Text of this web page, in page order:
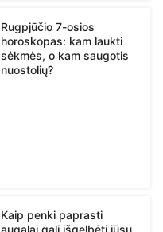
Rugpjūčio 7-osios
horoskopas: kam laukti
sėkmės, o kam saugotis
nuostolių?
Kaip penki paprasti
augalai gali išgelbėti jūsų